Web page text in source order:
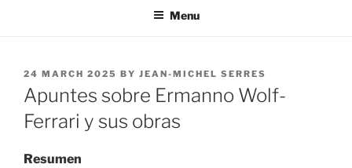
Menu
POSTED
ON
24 MARCH 2025 BY JEAN-MICHEL SERRES
Apuntes sobre Ermanno Wolf-
Ferrari y sus obras
Resumen